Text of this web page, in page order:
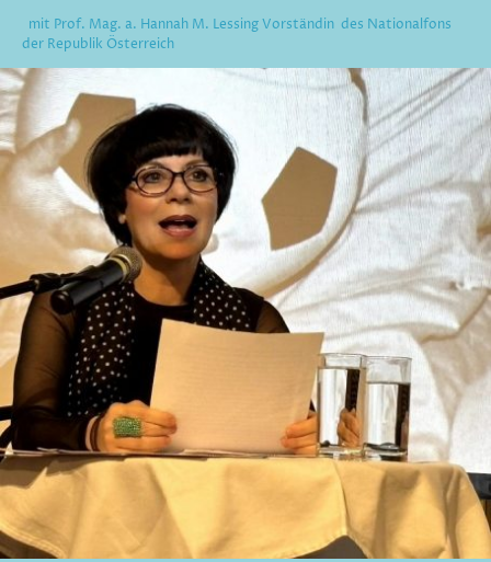
mit Prof. Mag. a. Hannah M. Lessing Vorständin des Nationalfons
der Republik Österreich